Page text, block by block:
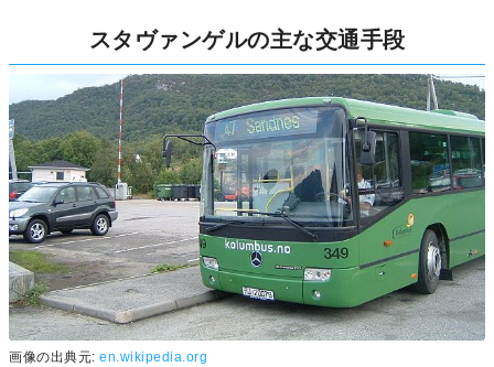
スタヴァンゲルの主な交通手段
画像の出典元: en.wikipedia.org